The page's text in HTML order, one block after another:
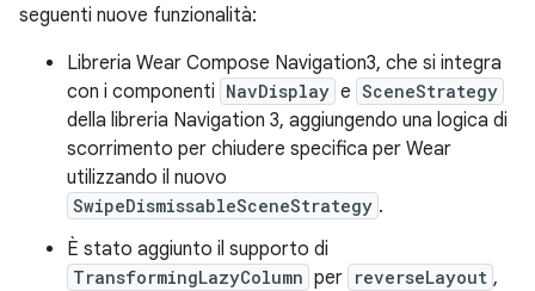
seguenti nuove funzionalità:
Libreria Wear Compose Navigation3, che si integra
con i componenti NavDisplay e SceneStrategy
della libreria Navigation 3, aggiungendo una logica di
scorrimento per chiudere specifica per Wear
utilizzando il nuovo
SwipeDismissableSceneStrategy .
È stato aggiunto il supporto di
TransformingLazyColumn per reverseLayout ,